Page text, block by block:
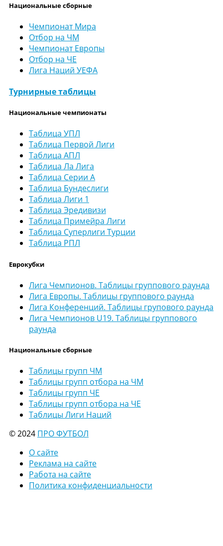
Национальные сборные
Чемпионат Мира
Отбор на ЧМ
Чемпионат Европы
Отбор на ЧЕ
Лига Наций УЕФА
Турнирные таблицы
Национальные чемпионаты
Таблица УПЛ
Таблица Первой Лиги
Таблица АПЛ
Таблица Ла Лига
Таблица Серии А
Таблица Бундеслиги
Таблица Лиги 1
Таблица Эредивизи
Таблица Примейра Лиги
Таблица Суперлиги Турции
Таблица РПЛ
Еврокубки
Лига Чемпионов. Таблицы группового раунда
Лига Европы. Таблицы группового раунда
Лига Конференций. Таблицы групового раунда
Лига Чемпионов U19. Таблицы группового
раунда
Национальные сборные
Таблицы групп ЧМ
Таблицы групп отбора на ЧМ
Таблицы групп ЧЕ
Таблицы групп отбора на ЧЕ
Таблицы Лиги Наций
© 2024 ПРО ФУТБОЛ
О сайте
Реклама на сайте
Работа на сайте
Политика конфиденциальности